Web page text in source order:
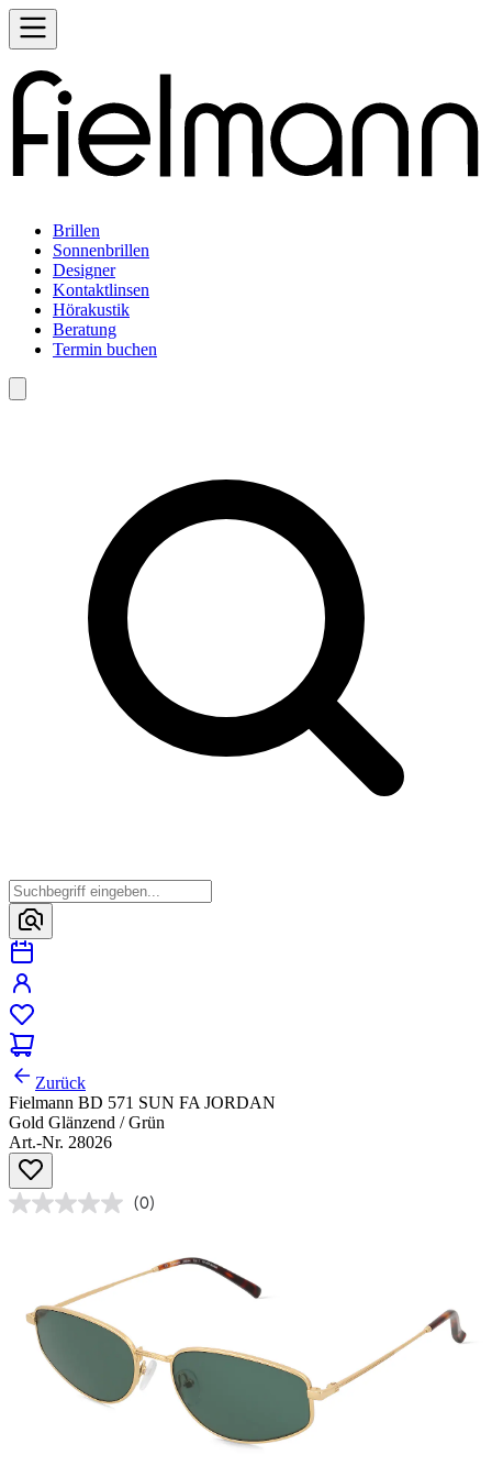
Brillen
Sonnenbrillen
Designer
Kontaktlinsen
Hörakustik
Beratung
Termin buchen
Zurück
Fielmann BD 571 SUN FA JORDAN
Gold Glänzend / Grün
Art.-Nr. 28026
(0)